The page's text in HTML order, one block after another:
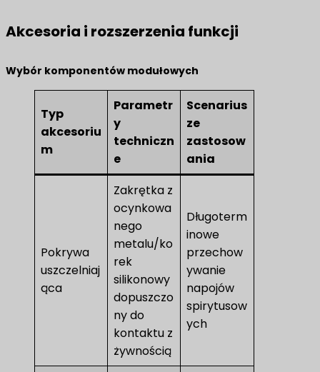
Akcesoria i rozszerzenia funkcji
Wybór komponentów modułowych
Typ
akcesoriu
m
Parametr
y
techniczn
e
Scenarius
ze
zastosow
ania
Pokrywa
uszczelniaj
ąca
Zakrętka z
ocynkowa
nego
metalu/ko
rek
silikonowy
dopuszczo
ny do
kontaktu z
żywnością
Długoterm
inowe
przechow
ywanie
napojów
spirytusow
ych